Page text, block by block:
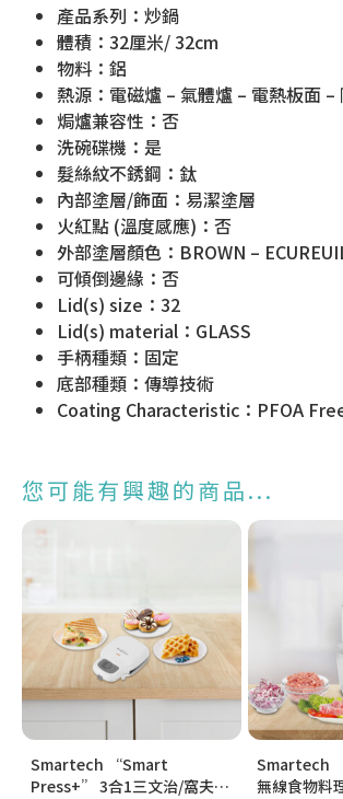
產品系列：炒鍋
體積：32厘米/ 32cm
物料：鋁
熱源：電磁爐 – 氣體爐 – 電熱板面 –
焗爐兼容性：否
洗碗碟機：是
髮絲紋不銹鋼：鈦
內部塗層/飾面：易潔塗層
火紅點 (溫度感應)：否
外部塗層顏色：BROWN –
可傾倒邊緣：否
Lid(s) size：32
Lid(s) material：GLASS
手柄種類：固定
底部種類：傳導技術
Coating Characteristic：PFOA
您可能有興趣的商品...
Smartech “Smart
Press+” 3合1三文治/窩夫/
Smartech
無線食物料